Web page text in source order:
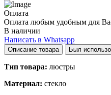
Оплата
Оплата любым удобным для Вас
В наличии
Написать в Whatsapp
Описание товара Был
Тип товара: люстры
Материал: стекло